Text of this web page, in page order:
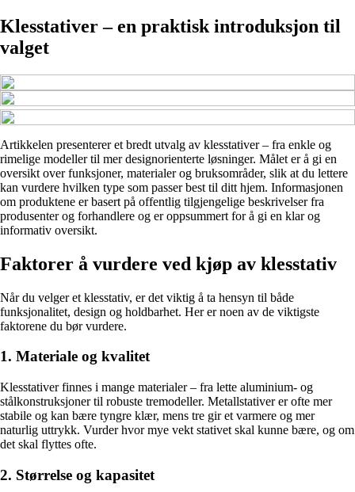
Klesstativer – en praktisk introduksjon til
valget
Artikkelen presenterer et bredt utvalg av klesstativer – fra enkle og
rimelige modeller til mer designorienterte løsninger. Målet er å gi en
oversikt over funksjoner, materialer og bruksområder, slik at du lettere
kan vurdere hvilken type som passer best til ditt hjem. Informasjonen
om produktene er basert på offentlig tilgjengelige beskrivelser fra
produsenter og forhandlere og er oppsummert for å gi en klar og
informativ oversikt.
Faktorer å vurdere ved kjøp av klesstativ
Når du velger et klesstativ, er det viktig å ta hensyn til både
funksjonalitet, design og holdbarhet. Her er noen av de viktigste
faktorene du bør vurdere.
1. Materiale og kvalitet
Klesstativer finnes i mange materialer – fra lette aluminium- og
stålkonstruksjoner til robuste tremodeller. Metallstativer er ofte mer
stabile og kan bære tyngre klær, mens tre gir et varmere og mer
naturlig uttrykk. Vurder hvor mye vekt stativet skal kunne bære, og om
det skal flyttes ofte.
2. Størrelse og kapasitet